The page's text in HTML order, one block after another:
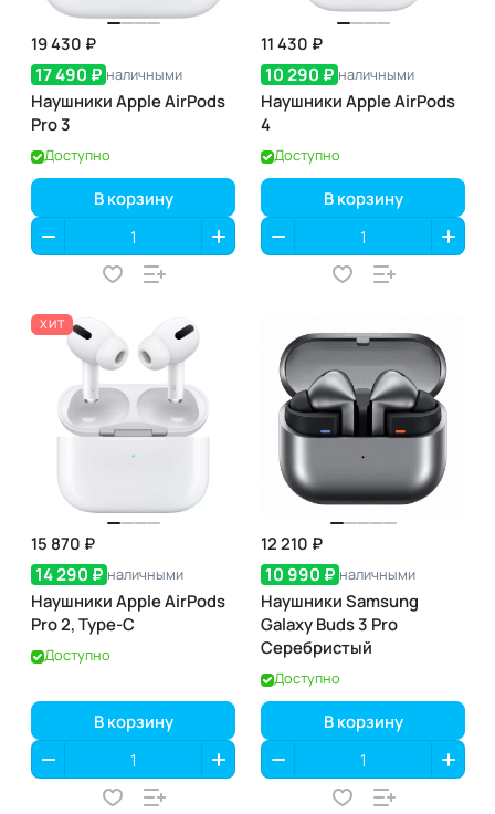
19 430 ₽
17 490 ₽ наличными
Наушники Apple AirPods
Pro 3
Доступно
В корзину
11 430 ₽
10 290 ₽ наличными
Наушники Apple AirPods
4
Доступно
В корзину
ХИТ
15 870 ₽
14 290 ₽ наличными
Наушники Apple AirPods
Pro 2, Type-С
Доступно
В корзину
12 210 ₽
10 990 ₽ наличными
Наушники Samsung
Galaxy Buds 3 Pro
Серебристый
Доступно
В корзину